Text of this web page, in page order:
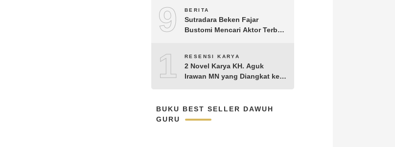
9 BERITA
Sutradara Beken Fajar
Bustomi Mencari Aktor Terbaik
KH. Hasyim Asy’ari karya KH.
Aguk Irawan MN
10RESENSI KARYA
2 Novel Karya KH. Aguk
Irawan MN yang Diangkat ke
BUKU BEST SELLER DAWUH
GURU